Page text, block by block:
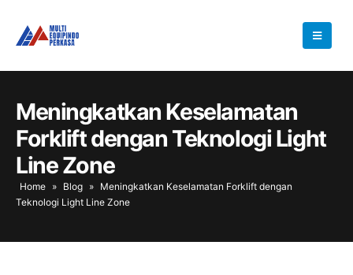
Meningkatkan Keselamatan
Forklift dengan Teknologi Light
Line Zone
Home » Blog » Meningkatkan Keselamatan Forklift dengan
Teknologi Light Line Zone